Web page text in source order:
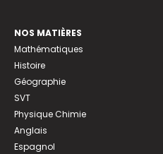
NOS MATIÈRES
Mathématiques
Histoire
Géographie
SVT
Physique Chimie
Anglais
Espagnol